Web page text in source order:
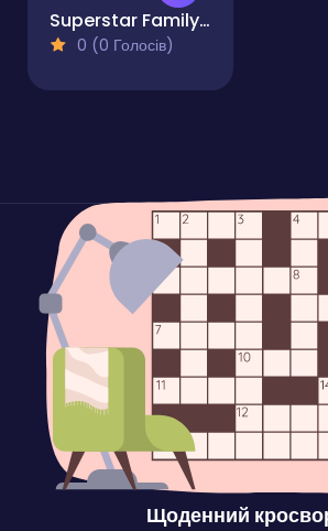
Superstar Family Dress Up Game
0 (0 Голосів)
Щоденний